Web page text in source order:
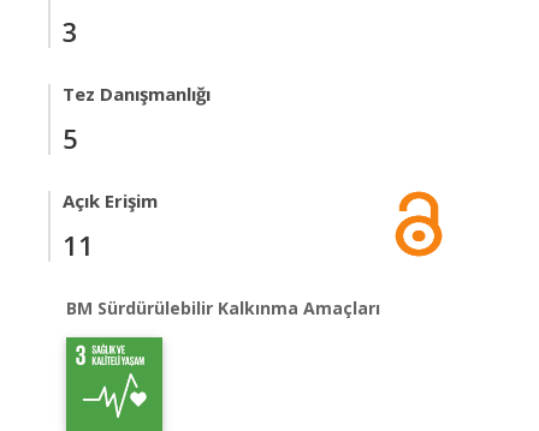
3
Tez Danışmanlığı
5
Açık Erişim
11
BM Sürdürülebilir Kalkınma Amaçları